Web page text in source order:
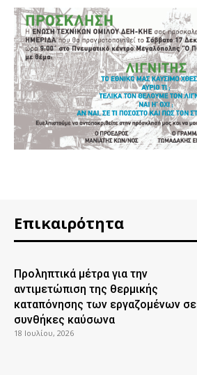
Επικαιρότητα
Προληπτικά μέτρα για την
αντιμετώπιση της θερμικής
καταπόνησης των εργαζομένων σε
συνθήκες καύσωνα
18 Ιουλίου, 2026